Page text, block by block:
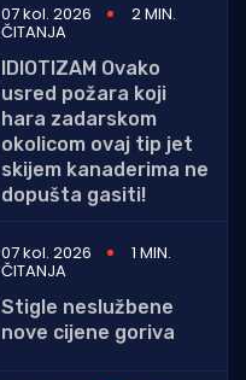
07 kol. 2026 2 MIN.
ČITANJA
IDIOTIZAM Ovako
usred požara koji
hara zadarskom
okolicom ovaj tip jet
skijem kanaderima ne
dopušta gasiti!
07 kol. 2026 1 MIN.
ČITANJA
Stigle neslužbene
nove cijene goriva